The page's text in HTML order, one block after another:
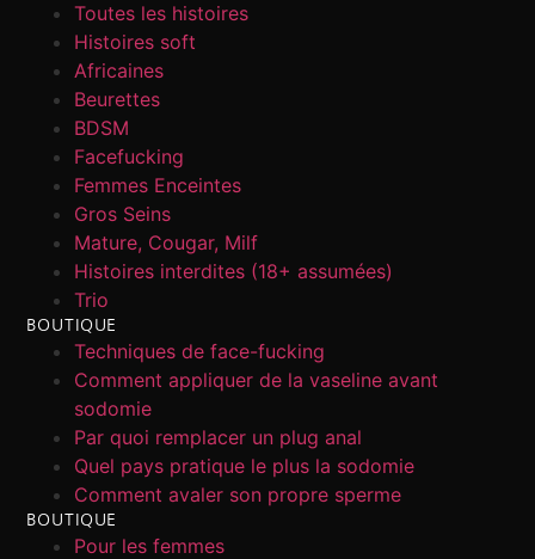
Toutes les histoires
Histoires soft
Africaines
Beurettes
BDSM
Facefucking
Femmes Enceintes
Gros Seins
Mature, Cougar, Milf
Histoires interdites (18+ assumées)
Trio
BOUTIQUE
Techniques de face-fucking
Comment appliquer de la vaseline avant
sodomie
Par quoi remplacer un plug anal
Quel pays pratique le plus la sodomie
Comment avaler son propre sperme
BOUTIQUE
Pour les femmes